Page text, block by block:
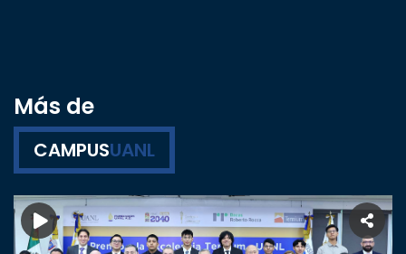
Más de
CAMPUSUANL